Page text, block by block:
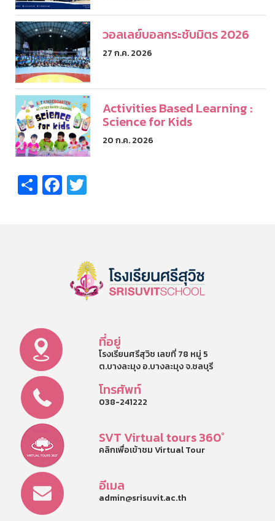
วอลเลย์บอลกระชับมิตร 2026
27 ก.ค. 2026
Activities Based Learning :
Science for Kids
20 ก.ค. 2026
ShareFacebook
ที่อยู่
โรงเรียนศรีสุวิช เลขที่ 78 หมู่ 5
ต.บางละมุง อ.บางละมุง จ.ชลบุรี
โทรศัพท์
038-241222
SVT Virtual tours 360°
คลิกเพื่อเข้าชม Virtual Tour
อีเมล
admin@srisuvit.ac.th